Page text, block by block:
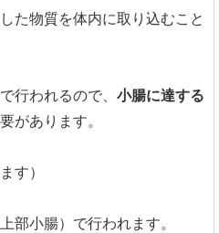
た物質を体内に取り込むこと
行われるので、 小腸に達する
があります。
す）
部小腸）で行われます。